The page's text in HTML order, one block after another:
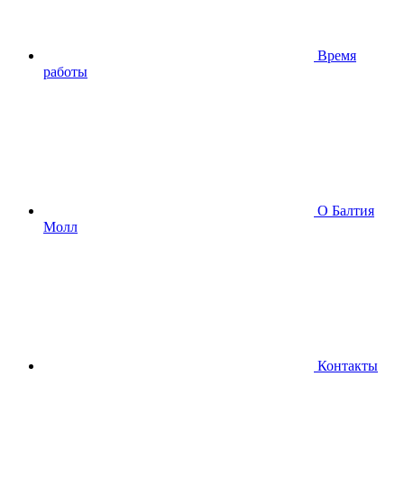
Время
работы
О Балтия
Молл
Контакты